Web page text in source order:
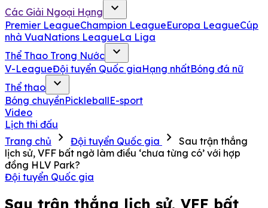
Các Giải Ngoại Hạng expand_more
Premier LeagueChampion LeagueEuropa LeagueCúp
nhà VuaNations LeagueLa Liga
Thể Thao Trong Nước
expand_more
V-LeagueĐội tuyển Quốc giaHạng nhấtBóng đá nữ
Thể thao
expand_more
Bóng chuyềnPickleballE-sport
Video
Lịch thi đấu
Trang chủ
chevron_right Đội tuyển Quốc gia chevron_right Sau trận thắng
lịch sử, VFF bất ngờ làm điều ‘chưa từng có’ với hợp
đồng HLV Park?
Đội tuyển Quốc gia
Sau trận thắng lịch sử, VFF bất